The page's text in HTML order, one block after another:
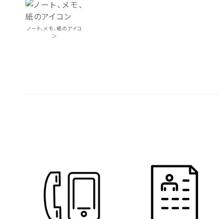
ノート、メモ、紙のアイコ
ン